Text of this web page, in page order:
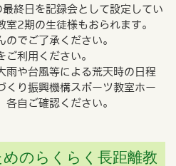
終日を記録会として設定してい
2期の生徒様もおられます。
でご了承ください。
利用ください。
雨や台風等による荒天時の日程
くり振興機構スポーツ教室ホー
自ご確認ください。
のらくらく長距離教